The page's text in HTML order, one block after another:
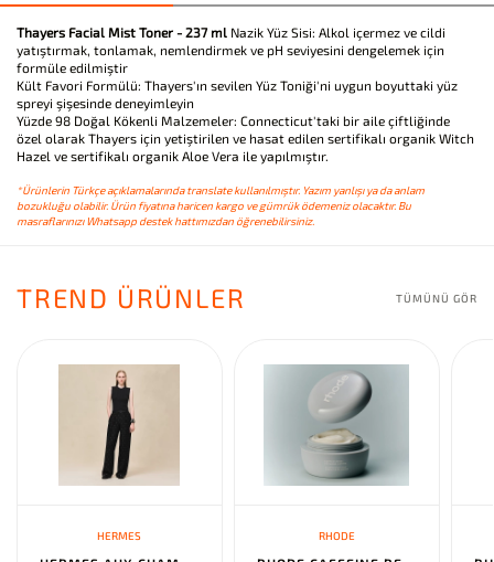
Thayers Facial Mist Toner - 237 ml Nazik Yüz Sisi: Alkol içermez ve cildi
yatıştırmak, tonlamak, nemlendirmek ve pH seviyesini dengelemek için
formüle edilmiştir
Kült Favori Formülü: Thayers'ın sevilen Yüz Toniği'ni uygun boyuttaki yüz
spreyi şişesinde deneyimleyin
Yüzde 98 Doğal Kökenli Malzemeler: Connecticut'taki bir aile çiftliğinde
özel olarak Thayers için yetiştirilen ve hasat edilen sertifikalı organik Witch
Hazel ve sertifikalı organik Aloe Vera ile yapılmıştır.
*Ürünlerin Türkçe açıklamalarında translate kullanılmıştır. Yazım yanlışı ya da anlam
bozukluğu olabilir. Ürün fiyatına haricen kargo ve gümrük ödemeniz olacaktır. Bu
masraflarınızı Whatsapp destek hattımızdan öğrenebilirsiniz.
TREND ÜRÜNLER TÜMÜNÜ GÖR
HERMES RHODE